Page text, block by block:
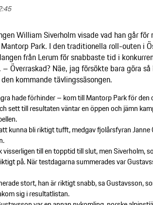
William Siverholm visade vad han går
Park. I den traditionella roll-outen i
från Lerum för snabbaste tid i
Överraskad? Näe, jag försökte bara göra
kommande tävlingssäsongen.
hade förhinder – kom till Mantorp Park för
sett till resultaten väntar en öppen och jämn
kunna bli riktigt tufft, medgav fjolårsfyran
visserligen till en topptid till slut, men Siverholm,
på. När testdagarna summerades var
stort, han är riktigt snabb, sa Gustavsson,
sig i resultatlistan.